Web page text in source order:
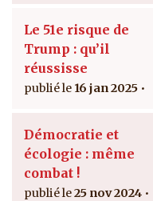
Le 51e risque de
Trump : qu’il
réussisse
16 jan 2025
Démocratie et
écologie : même
combat !
25 nov 2024